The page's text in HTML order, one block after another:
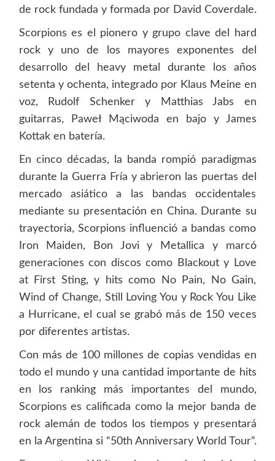
de rock fundada y formada por David Coverdale.
Scorpions es el pionero y grupo clave del hard
rock y uno de los mayores exponentes del
desarrollo del heavy metal durante los años
setenta y ochenta, integrado por Klaus Meine en
voz, Rudolf Schenker y Matthias Jabs en
guitarras, Paweł Mąciwoda en bajo y James
Kottak en batería.
En cinco décadas, la banda rompió paradigmas
durante la Guerra Fría y abrieron las puertas del
mercado asiático a las bandas occidentales
mediante su presentación en China. Durante su
trayectoria, Scorpions influenció a bandas como
Iron Maiden, Bon Jovi y Metallica y marcó
generaciones con discos como Blackout y Love
at First Sting, y hits como No Pain, No Gain,
Wind of Change, Still Loving You y Rock You Like
a Hurricane, el cual se grabó más de 150 veces
por diferentes artistas.
Con más de 100 millones de copias vendidas en
todo el mundo y una cantidad importante de hits
en los ranking más importantes del mundo,
Scorpions es calificada como la mejor banda de
rock alemán de todos los tiempos y presentará
en la Argentina si “50th Anniversary World Tour”.